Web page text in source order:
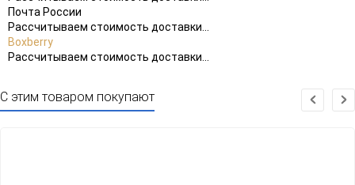
Почта России
Рассчитываем стоимость доставки...
Boxberry
Рассчитываем стоимость доставки...
С этим товаром покупают